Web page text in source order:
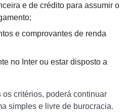
e de crédito para assumir o
e comprovantes de renda
no Inter ou estar disposto a
critérios, poderá continuar
simples e livre de burocracia.